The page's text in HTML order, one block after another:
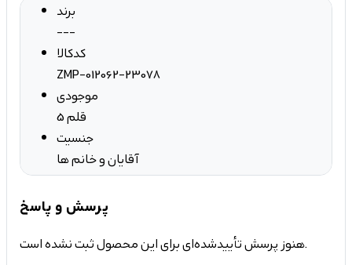
برند
---
کدکالا
ZMP-012062-23078
موجودی
5 قلم
جنسیت
آقایان و خانم ها
پرسش و پاسخ
هنوز پرسش تأییدشده‌ای برای این محصول ثبت نشده است.